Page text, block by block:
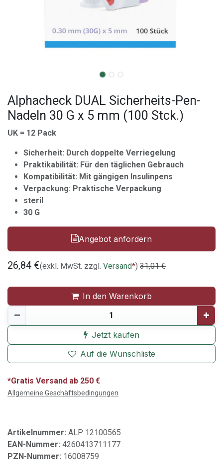
Alphacheck DUAL Sicherheits-Pen-
Nadeln 30 G x 5 mm (100 Stck.)
UK = 12 Pack
Sicherheit: Durch doppelte Verriegelung
Praktikabilität: Für den täglichen Gebrauch
Kompatibilität: Mit gängigen Insulinpens
Verpackung: Praktische Verpackung
steril
30 G
Angebot anfordern
26,84 €(exkl. MwSt. zzgl. Versand*) 31,01€
In den Warenkorb
Jetzt kaufen
Auf die Wunschliste
*Gratis Versand ab 250 €
Allgemeine Geschäftsbedingungen
Artikelnummer: ALP 12100565
EAN-Nummer: 4260413711177
PZN-Nummer: 16008759